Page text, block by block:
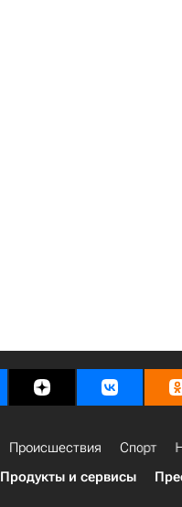
Происшествия Спорт
Продукты и сервисы